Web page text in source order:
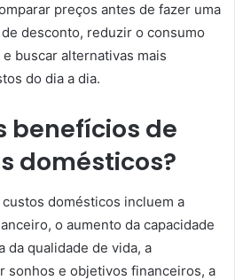
preços antes de fazer uma
desconto, reduzir o consumo
buscar alternativas mais
do dia a dia.
benefícios de
domésticos?
domésticos incluem a
o aumento da capacidade
da qualidade de vida, a
sonhos e objetivos financeiros, a